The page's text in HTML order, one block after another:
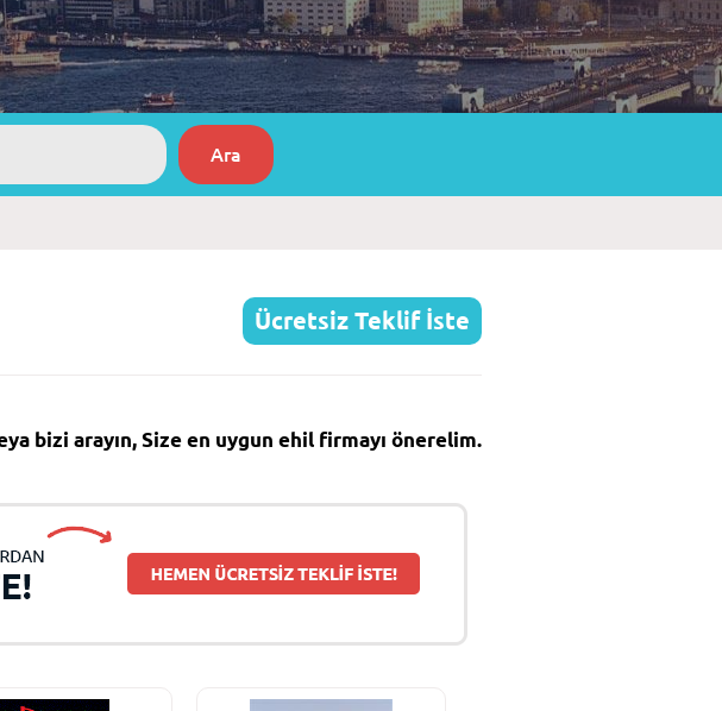
Ücretsiz Teklif İste
bizi arayın, Size en uygun ehil firmayı önerelim.